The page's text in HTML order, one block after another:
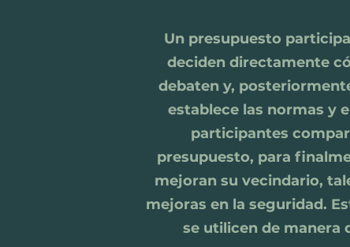
Un presupuesto
deciden directamente
debaten y,
establece las normas y
participantes
presupuesto, para
mejoran su vecindario,
mejoras en la seguridad.
se utilicen de manera